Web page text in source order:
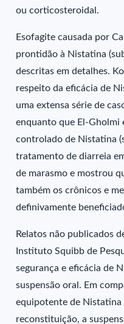
ou corticosteroidal.
Esofagite causada por
prontidão à Nistatina
descritas em detalhes.
respeito da eficácia de
uma extensa série de
enquanto que El-Gholmi
controlado de Nistatina
tratamento de diarreia
de marasmo e mostrou
também os crônicos e
definivamente
Relatos não publicados
Instituto Squibb de
segurança e eficácia de
suspensão oral. Em
equipotente de Nistatina
reconstituição, a